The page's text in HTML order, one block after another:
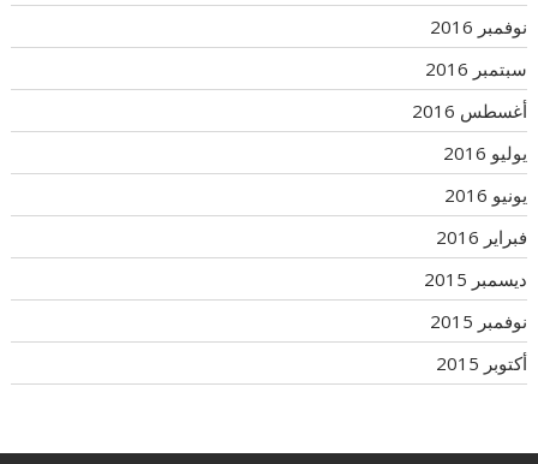
نوفمبر 2016
سبتمبر 2016
أغسطس 2016
يوليو 2016
يونيو 2016
فبراير 2016
ديسمبر 2015
نوفمبر 2015
أكتوبر 2015